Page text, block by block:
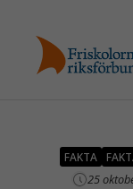
FAKTA
25